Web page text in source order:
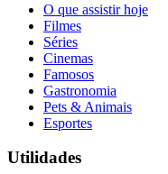
O que assistir hoje
Filmes
Séries
Cinemas
Famosos
Gastronomia
Pets & Animais
Esportes
Utilidades